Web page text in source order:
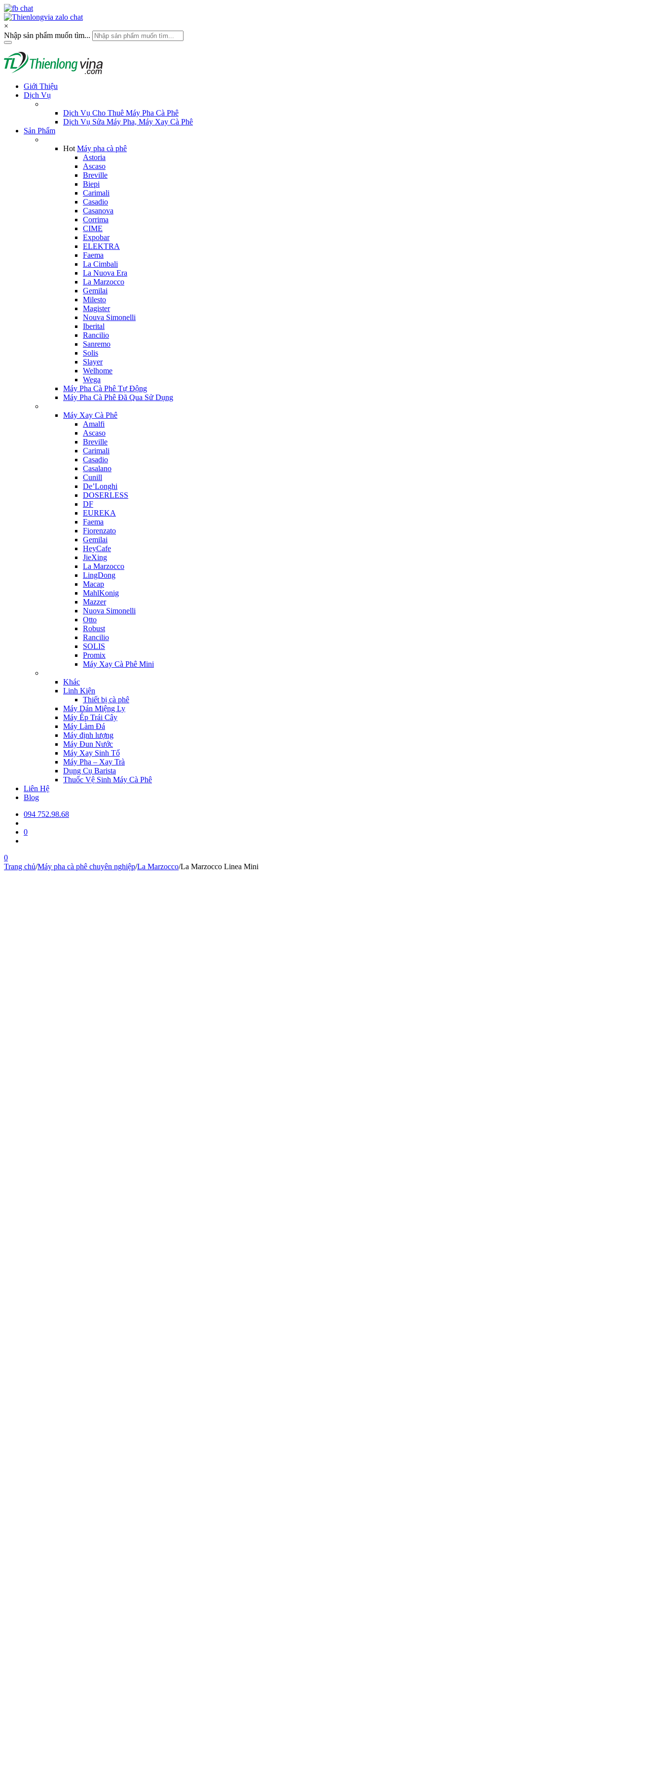
×
Nhập sản phẩm muốn tìm...
Giới Thiệu
Dịch Vụ
Dịch Vụ Cho Thuê Máy Pha Cà Phê
Dịch Vụ Sửa Máy Pha, Máy Xay Cà Phê
Sản Phẩm
Hot Máy pha cà phê
Astoria
Ascaso
Breville
Biepi
Carimali
Casadio
Casanova
Corrima
CIME
Expobar
ELEKTRA
Faema
La Cimbali
La Nuova Era
La Marzocco
Gemilai
Milesto
Magister
Nouva Simonelli
Iberital
Rancilio
Sanremo
Solis
Slayer
Welhome
Wega
Máy Pha Cà Phê Tự Động
Máy Pha Cà Phê Đã Qua Sử Dụng
Máy Xay Cà Phê
Amalfi
Ascaso
Breville
Carimali
Casadio
Casalano
Cunill
De’Longhi
DOSERLESS
DF
EUREKA
Faema
Fiorenzato
Gemilai
HeyCafe
JieXing
La Marzocco
LingDong
Macap
MahlKonig
Mazzer
Nuova Simonelli
Otto
Robust
Rancilio
SOLIS
Promix
Máy Xay Cà Phê Mini
Khác
Linh Kiện
Thiết bị cà phê
Máy Dán Miệng Ly
Máy Ép Trái Cây
Máy Làm Đá
Máy định lượng
Máy Đun Nước
Máy Xay Sinh Tố
Máy Pha – Xay Trà
Dụng Cụ Barista
Thuốc Vệ Sinh Máy Cà Phê
Liên Hệ
Blog
094 752.98.68
0
0
Trang chủ/Máy pha cà phê chuyên nghiệp/La Marzocco/La Marzocco Linea Mini